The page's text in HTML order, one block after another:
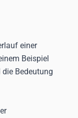
einer
Beispiel
Bedeutung